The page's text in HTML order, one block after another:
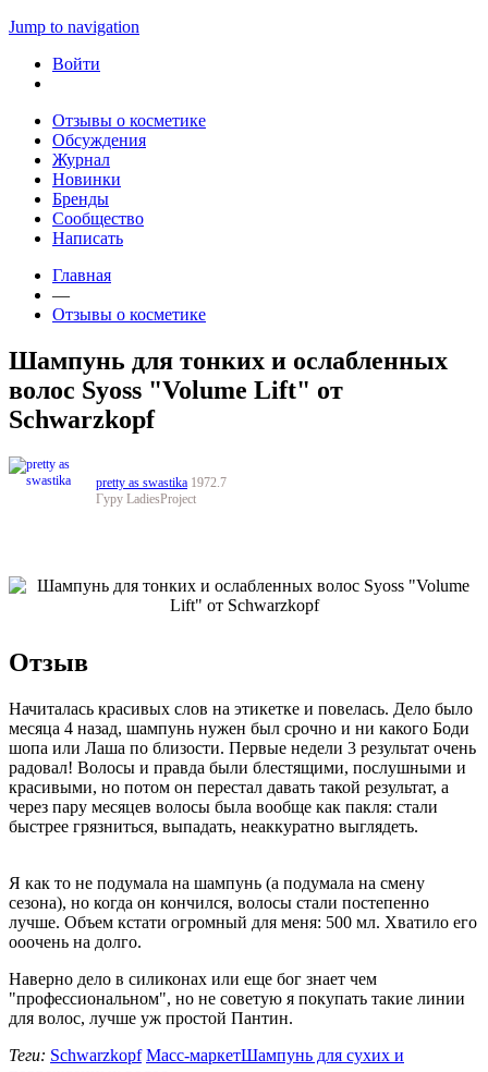
Jump to navigation
Войти
Отзывы о косметике
Обсуждения
Журнал
Новинки
Бренды
Сообщество
Написать
Главная
—
Отзывы о косметике
Шампунь для тонких и ослабленных
волос Syoss "Volume Lift" от
Schwarzkopf
pretty as swastika 1972.7
Гуру LadiesProject
Отзыв
Начиталась красивых слов на этикетке и повелась. Дело было
месяца 4 назад, шампунь нужен был срочно и ни какого Боди
шопа или Лаша по близости. Первые недели 3 результат очень
радовал! Волосы и правда были блестящими, послушными и
красивыми, но потом он перестал давать такой результат, а
через пару месяцев волосы была вообще как пакля: стали
быстрее грязниться, выпадать, неаккуратно выглядеть.
Я как то не подумала на шампунь (а подумала на смену
сезона), но когда он кончился, волосы стали постепенно
лучше. Объем кстати огромный для меня: 500 мл. Хватило его
ооочень на долго.
Наверно дело в силиконах или еще бог знает чем
"профессиональном", но не советую я покупать такие линии
для волос, лучше уж простой Пантин.
Теги: Schwarzkopf Масс-маркетШампунь для сухих и